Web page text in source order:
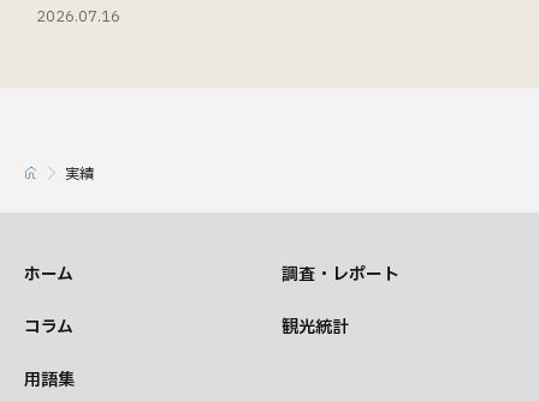
2026.07.16
実績
ホーム 調査・レポート
コラム 観光統計
用語集